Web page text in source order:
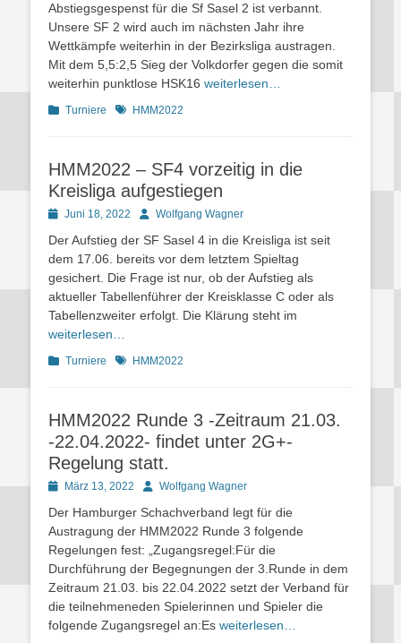
Abstiegsgespenst für die Sf Sasel 2 ist verbannt.
Unsere SF 2 wird auch im nächsten Jahr ihre
Wettkämpfe weiterhin in der Bezirksliga austragen.
Mit dem 5,5:2,5 Sieg der Volkdorfer gegen die somit
weiterhin punktlose HSK16 weiterlesen…
Kategorien
Turniere Schlagworte
HMM2022
HMM2022 – SF4 vorzeitig in die
Kreisliga aufgestiegen
PostedJuni 18, 2022 AutorWolfgang Wagner
Der Aufstieg der SF Sasel 4 in die Kreisliga ist seit
dem 17.06. bereits vor dem letztem Spieltag
gesichert. Die Frage ist nur, ob der Aufstieg als
aktueller Tabellenführer der Kreisklasse C oder als
Tabellenzweiter erfolgt. Die Klärung steht im
weiterlesen…
Kategorien
Turniere Schlagworte
HMM2022
HMM2022 Runde 3 -Zeitraum 21.03.
-22.04.2022- findet unter 2G+-
Regelung statt.
PostedMärz 13, 2022 AutorWolfgang Wagner
Der Hamburger Schachverband legt für die
Austragung der HMM2022 Runde 3 folgende
Regelungen fest: „Zugangsregel:Für die
Durchführung der Begegnungen der 3.Runde in dem
Zeitraum 21.03. bis 22.04.2022 setzt der Verband für
die teilnehmeneden Spielerinnen und Spieler die
folgende Zugangsregel an:Es weiterlesen…